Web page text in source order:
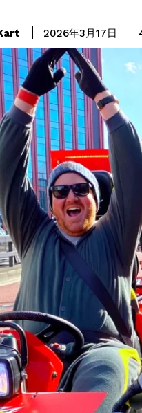
2026年3月17日